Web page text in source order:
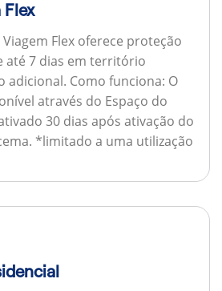
Flex oferece proteção
até 7 dias em território
adicional. Como funciona: O
através do Espaço do
30 dias após ativação do
*limitado a uma utilização